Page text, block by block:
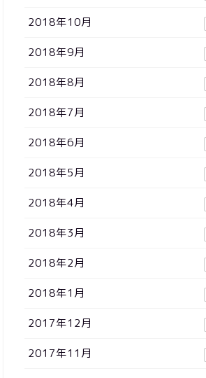
2018年10月
2018年9月
2018年8月
2018年7月
2018年6月
2018年5月
2018年4月
2018年3月
2018年2月
2018年1月
2017年12月
2017年11月